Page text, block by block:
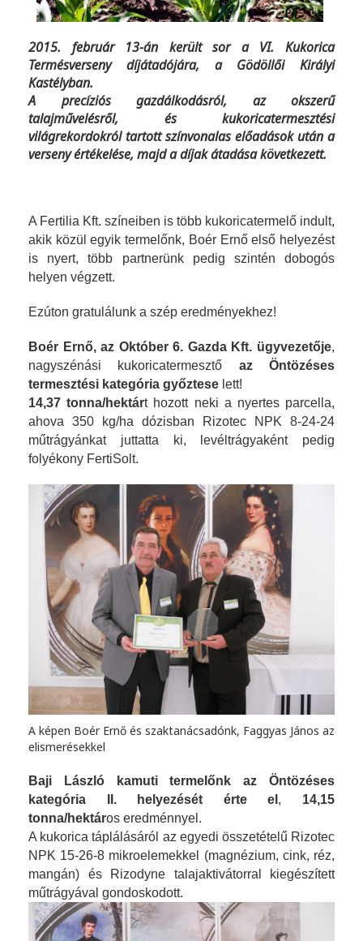
2015. február 13-án került sor a VI. Kukorica
Termésverseny díjátadójára, a Gödöllői Királyi
Kastélyban.
A precíziós gazdálkodásról, az okszerű
talajművelésről, és kukoricatermesztési
világrekordokról tartott színvonalas előadások után a
verseny értékelése, majd a díjak átadása következett.
A Fertilia Kft. színeiben is több kukoricatermelő indult,
akik közül egyik termelőnk, Boér Ernő első helyezést
is nyert, több partnerünk pedig szintén dobogós
helyen végzett.
Ezúton gratulálunk a szép eredményekhez!
Boér Ernő, az Október 6. Gazda Kft. ügyvezetője,
nagyszénási kukoricatermesztő az Öntözéses
termesztési kategória győztese lett!
14,37 tonna/hektárt hozott neki a nyertes parcella,
ahova 350 kg/ha dózisban Rizotec NPK 8-24-24
műtrágyánkat juttatta ki, levéltrágyaként pedig
folyékony FertiSolt.
A képen Boér Ernő és szaktanácsadónk, Faggyas János az
elismerésekkel
Baji László kamuti termelőnk az Öntözéses
kategória II. helyezését érte el , 14,15
tonna/hektáros eredménnyel.
A kukorica táplálásáról az egyedi összetételű Rizotec
NPK 15-26-8 mikroelemekkel (magnézium, cink, réz,
mangán) és Rizodyne talajaktivátorral kiegészített
műtrágyával gondoskodott.